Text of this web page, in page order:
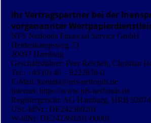
Ihr Vertragspartner bei der
vorgenannter
NFS Netfonds Financial Service GmbH
Heidenkampsweg 73
20097 Hamburg
Geschäftsführer: Peer Reichelt, Christian
Tel.: +49 (0) 40 – 8222838-0
E-Mail: kontakt@nfs-netfonds.de
Internet: https://www.nfs-netfonds.de
Registergericht: AG Hamburg, HRB 92074
USt.-IdNr.: DE242360201
W-IdNr: DE242360201-00001